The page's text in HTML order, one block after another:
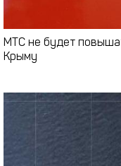
МТС не будет
Крыму